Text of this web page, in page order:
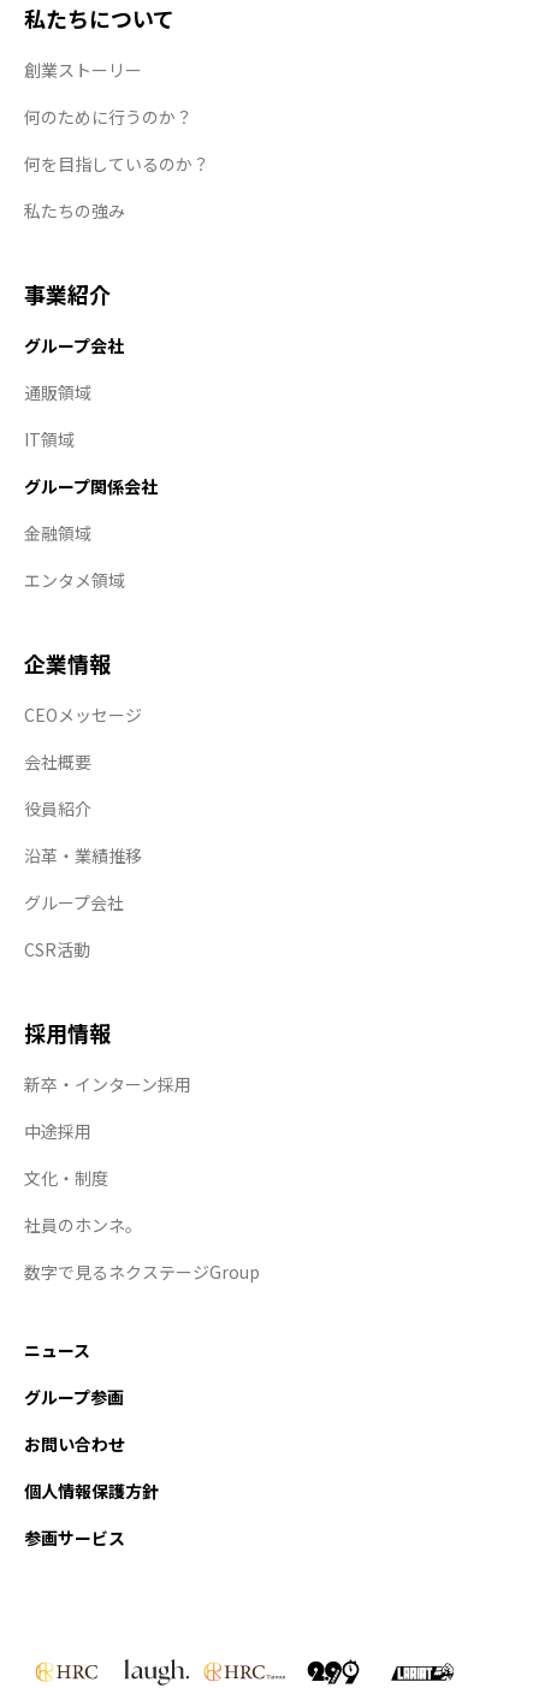
私たちについて
創業ストーリー
何のために行うのか？
何を目指しているのか？
私たちの強み
事業紹介
グループ会社
通販領域
IT領域
グループ関係会社
金融領域
エンタメ領域
企業情報
CEOメッセージ
会社概要
役員紹介
沿革・業績推移
グループ会社
CSR活動
採用情報
新卒・インターン採用
中途採用
文化・制度
社員のホンネ。
数字で見るネクステージGroup
ニュース
グループ参画
お問い合わせ
個人情報保護方針
参画サービス